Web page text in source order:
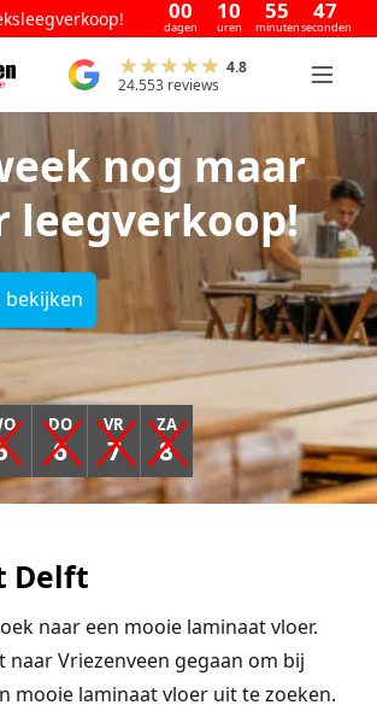
00
dagen
10
uren
55
minuten
46
seconden
4.8
24.553 reviews
nog maar
bekijken
DO
6
VR
7
ZA
8
Delft
naar een mooie laminaat vloer.
naar Vriezenveen gegaan om bij
mooie laminaat vloer uit te zoeken.